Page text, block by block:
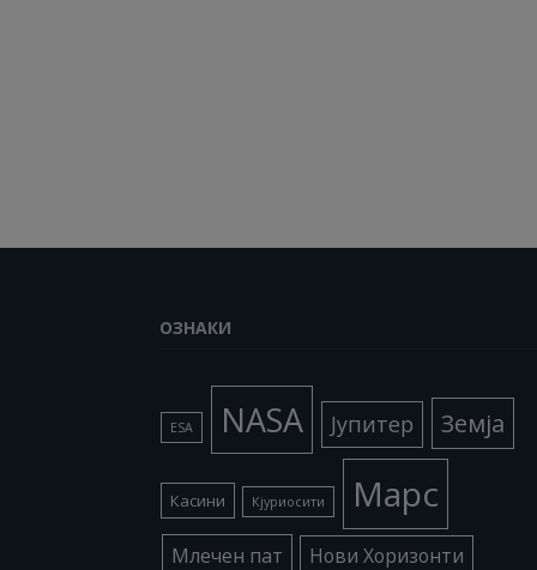
ОЗНАКИ
ESA NASA Јупитер Земја
Касини Кјуриосити Марс
Млечен пат Нови Хоризонти